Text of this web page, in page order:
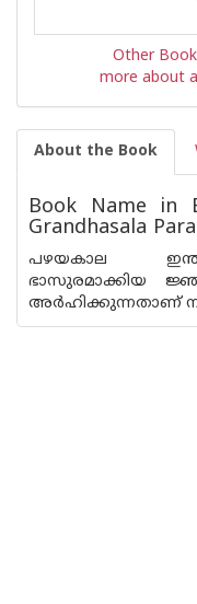
Other
more
About the Book
Book Name in
Grandhasala
പഴയകാല
ഭാസുരമാക്കിയ
അര്‍ഹിക്കുന്നതാണ്